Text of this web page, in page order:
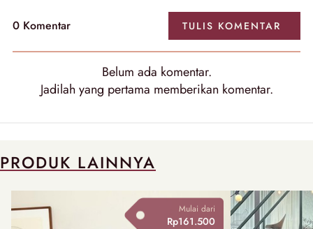
0 Komentar TULIS KOMENTAR
Belum ada komentar.
Jadilah yang pertama memberikan komentar.
PRODUK LAINNYA
Mulai dari
Rp161.500